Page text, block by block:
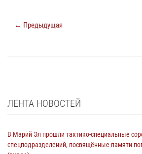
← Предыдущая
ЛЕНТА НОВОСТЕЙ
В Марий Эл прошли тактико-специальные
спецподразделений, посвящённые памяти